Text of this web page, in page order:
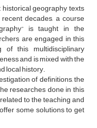
geography texts
decades, a course
is taught in the
are engaged in this
of this multidisciplinary
and is mixed with the
local history.
of definitions, the
researches done in this
to the teaching and
some solutions to get